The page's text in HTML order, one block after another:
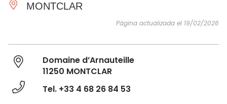
MONTCLAR
Página actualizada el 19/02/2026
Domaine d’Arnauteille
11250 MONTCLAR
Tel. +33 4 68 26 84 53